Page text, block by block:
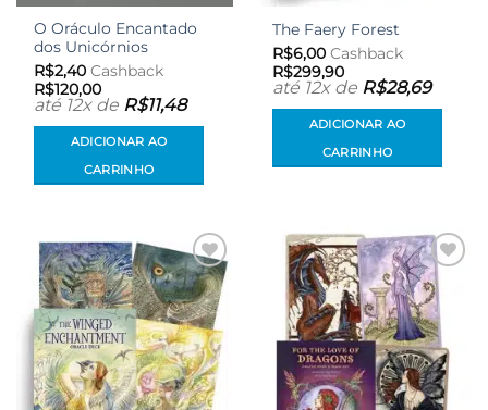
O Oráculo Encantado
dos Unicórnios
R$2,40 Cashback
R$120,00
até 12x de R$11,48
ADICIONAR AO
CARRINHO
The Faery Forest
R$6,00 Cashback
R$299,90
até 12x de R$28,69
ADICIONAR AO
CARRINHO
Adicionar
aos meus
desejos
Adicionar
aos meus
desejos